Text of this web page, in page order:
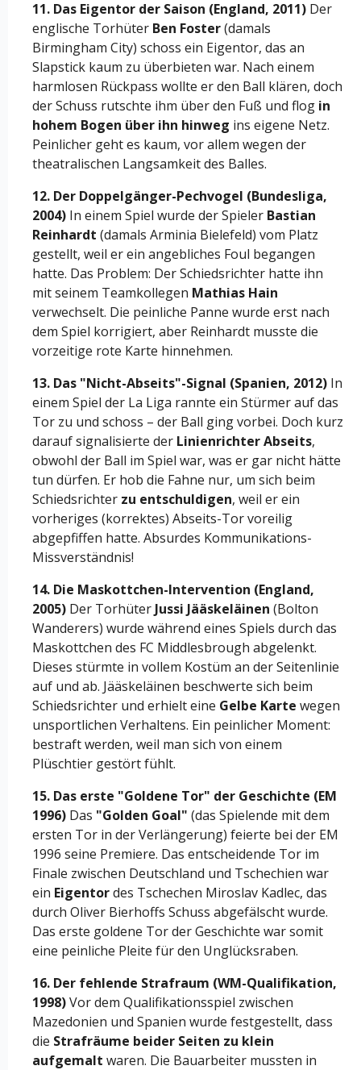
11. Das Eigentor der Saison (England, 2011) Der
englische Torhüter Ben Foster(damals
Birmingham City) schoss ein Eigentor, das an
Slapstick kaum zu überbieten war. Nach einem
harmlosen Rückpass wollte er den Ball klären, doch
der Schuss rutschte ihm über den Fuß und flog in
hohem Bogen über ihn hinweg ins eigene Netz.
Peinlicher geht es kaum, vor allem wegen der
theatralischen Langsamkeit des Balles.
12. Der Doppelgänger-Pechvogel (Bundesliga,
2004) In einem Spiel wurde der Spieler Bastian
Reinhardt (damals Arminia Bielefeld) vom Platz
gestellt, weil er ein angebliches Foul begangen
hatte. Das Problem: Der Schiedsrichter hatte ihn
mit seinem Teamkollegen Mathias Hain
verwechselt. Die peinliche Panne wurde erst nach
dem Spiel korrigiert, aber Reinhardt musste die
vorzeitige rote Karte hinnehmen.
13. Das "Nicht-Abseits"-Signal (Spanien, 2012) In
einem Spiel der La Liga rannte ein Stürmer auf das
Tor zu und schoss – der Ball ging vorbei. Doch kurz
darauf signalisierte der Linienrichter Abseits,
obwohl der Ball im Spiel war, was er gar nicht hätte
tun dürfen. Er hob die Fahne nur, um sich beim
Schiedsrichter zu entschuldigen, weil er ein
vorheriges (korrektes) Abseits-Tor voreilig
abgepfiffen hatte. Absurdes Kommunikations-
Missverständnis!
14. Die Maskottchen-Intervention (England,
2005) Der Torhüter Jussi Jääskeläinen (Bolton
Wanderers) wurde während eines Spiels durch das
Maskottchen des FC Middlesbrough abgelenkt.
Dieses stürmte in vollem Kostüm an der Seitenlinie
auf und ab. Jääskeläinen beschwerte sich beim
Schiedsrichter und erhielt eine Gelbe Karte wegen
unsportlichen Verhaltens. Ein peinlicher Moment:
bestraft werden, weil man sich von einem
Plüschtier gestört fühlt.
15. Das erste "Goldene Tor" der Geschichte (EM
1996) Das "Golden Goal" (das Spielende mit dem
ersten Tor in der Verlängerung) feierte bei der EM
1996 seine Premiere. Das entscheidende Tor im
Finale zwischen Deutschland und Tschechien war
ein Eigentordes Tschechen Miroslav Kadlec, das
durch Oliver Bierhoffs Schuss abgefälscht wurde.
Das erste goldene Tor der Geschichte war somit
eine peinliche Pleite für den Unglücksraben.
16. Der fehlende Strafraum (WM-Qualifikation,
1998)Vor dem Qualifikationsspiel zwischen
Mazedonien und Spanien wurde festgestellt, dass
die Strafräume beider Seiten zu klein
aufgemalt waren. Die Bauarbeiter mussten in